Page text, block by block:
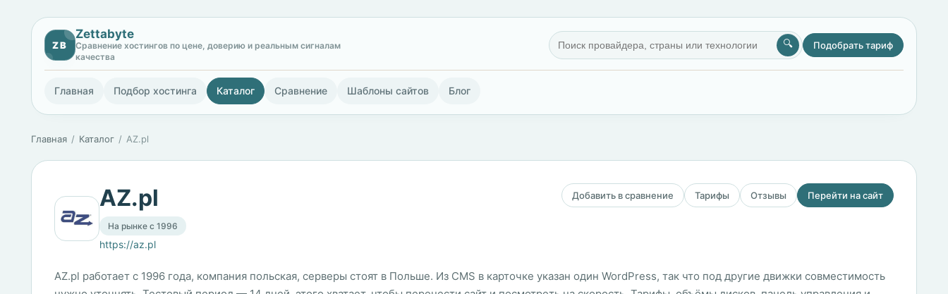
ZB
Zettabyte
Сравнение хостингов по цене, доверию и реальным сигналам
качества
🔍 Подобрать тариф
Главная Подбор хостинга Каталог Сравнение Шаблоны сайтов Блог
Главная Каталог AZ.pl
AZ.pl
На рынке с 1996
https://az.pl
Добавить в сравнение Тарифы Отзывы Перейти на сайт
AZ.pl работает с 1996 года, компания польская, серверы стоят в Польше. Из CMS в карточке указан один WordPress, так что под другие движки совместимость